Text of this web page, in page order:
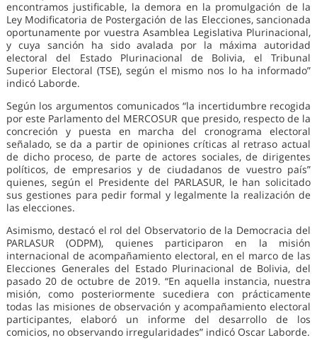
encontramos justificable, la demora en la promulgación de la
Ley Modificatoria de Postergación de las Elecciones, sancionada
oportunamente por vuestra Asamblea Legislativa Plurinacional,
y cuya sanción ha sido avalada por la máxima autoridad
electoral del Estado Plurinacional de Bolivia, el Tribunal
Superior Electoral (TSE), según el mismo nos lo ha informado”
indicó Laborde.
Según los argumentos comunicados “la incertidumbre recogida
por este Parlamento del MERCOSUR que presido, respecto de la
concreción y puesta en marcha del cronograma electoral
señalado, se da a partir de opiniones críticas al retraso actual
de dicho proceso, de parte de actores sociales, de dirigentes
políticos, de empresarios y de ciudadanos de vuestro país”
quienes, según el Presidente del PARLASUR, le han solicitado
sus gestiones para pedir formal y legalmente la realización de
las elecciones.
Asimismo, destacó el rol del Observatorio de la Democracia del
PARLASUR (ODPM), quienes participaron en la misión
internacional de acompañamiento electoral, en el marco de las
Elecciones Generales del Estado Plurinacional de Bolivia, del
pasado 20 de octubre de 2019. “En aquella instancia, nuestra
misión, como posteriormente sucediera con prácticamente
todas las misiones de observación y acompañamiento electoral
participantes, elaboró un informe del desarrollo de los
comicios, no observando irregularidades” indicó Oscar Laborde.